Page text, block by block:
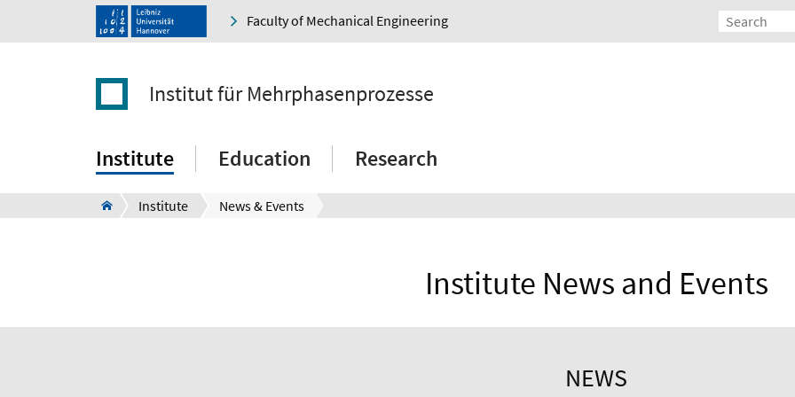
Faculty of Mechanical Engineering
Institut für Mehrphasenprozesse
Institute Education Research
Institute News & Events
Institute News and Events
NEWS